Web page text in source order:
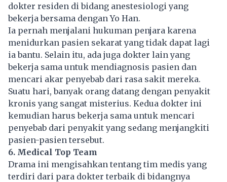
dokter residen di bidang anestesiologi yang
bekerja bersama dengan Yo Han.
Ia pernah menjalani hukuman penjara karena
menidurkan pasien sekarat yang tidak dapat lagi
ia bantu. Selain itu, ada juga dokter lain yang
bekerja sama untuk mendiagnosis pasien dan
mencari akar penyebab dari rasa sakit mereka.
Suatu hari, banyak orang datang dengan penyakit
kronis yang sangat misterius. Kedua dokter ini
kemudian harus bekerja sama untuk mencari
penyebab dari penyakit yang sedang menjangkiti
pasien-pasien tersebut.
6. Medical Top Team
Drama ini mengisahkan tentang tim medis yang
terdiri dari para dokter terbaik di bidangnya